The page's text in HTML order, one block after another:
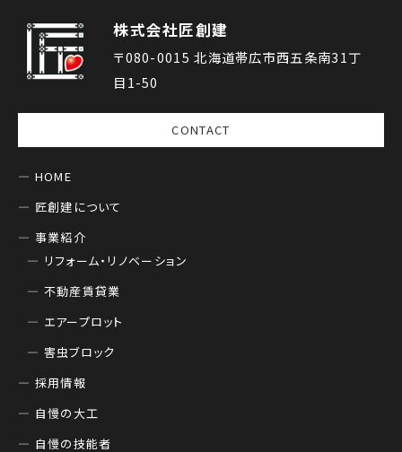
株式会社匠創建
〒080-0015 北海道帯広市西五条南31丁
目1-50
CONTACT
HOME
匠創建について
事業紹介
リフォーム・リノベーション
不動産賃貸業
エアープロット
害虫ブロック
採用情報
自慢の大工
自慢の技能者